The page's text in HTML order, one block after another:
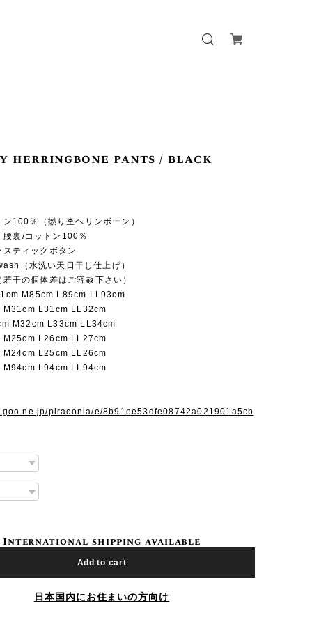
herringbone pants / black
100％（撚り杢ヘリンボーン）
腰裏/コットン100％
ティックボタン
（水洗い天日干し仕上げ）
干の個体差はご容赦下さい）
M85cm L89cm LL93cm
M31cm L31cm LL32cm
M32cm L33cm LL34cm
M25cm L26cm LL27cm
M24cm L25cm LL26cm
M94cm L94cm LL94cm
piraconia/e/8b91ee53dfe08742a021901a5cb
International shipping available
Add to cart
日本国内にお住まいの方向け